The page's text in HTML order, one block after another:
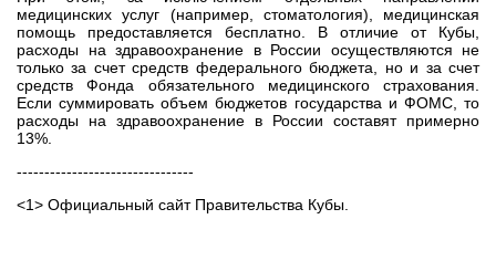
медицинских услуг (например, стоматология), медицинская
помощь предоставляется бесплатно. В отличие от Кубы,
расходы на здравоохранение в России осуществляются не
только за счет средств федерального бюджета, но и за счет
средств Фонда обязательного медицинского страхования.
Если суммировать объем бюджетов государства и ФОМС, то
расходы на здравоохранение в России составят примерно
13%.
--------------------------------
<1> Официальный сайт Правительства Кубы.